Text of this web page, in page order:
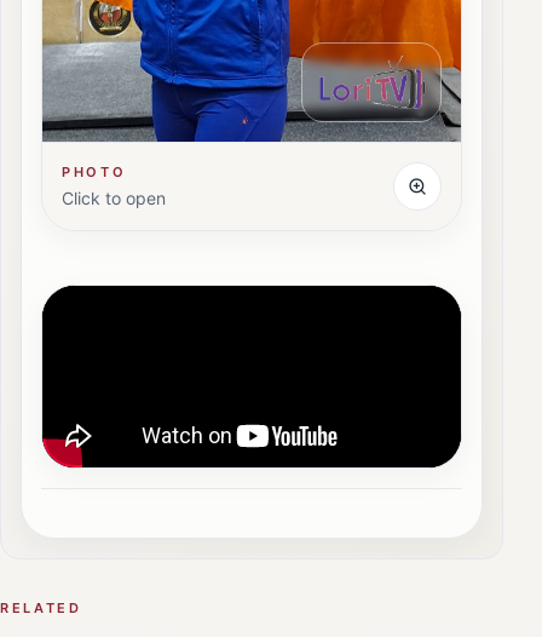
PHOTO
Click to open
RELATED